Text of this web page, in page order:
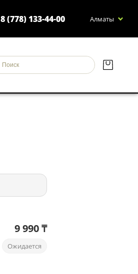
8 (778) 133-44-00 Алматы
9 990 ₸
Ожидается